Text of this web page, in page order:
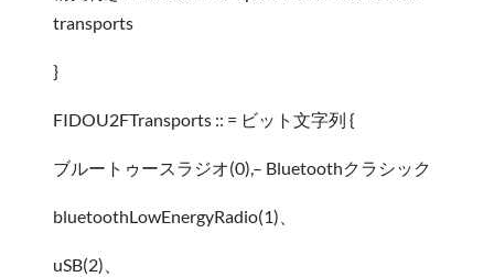
transports
}
FIDOU2FTransports :: = ビット文字列 {
ブルートゥースラジオ(0),– Bluetoothクラシック
bluetoothLowEnergyRadio(1)、
uSB(2)、